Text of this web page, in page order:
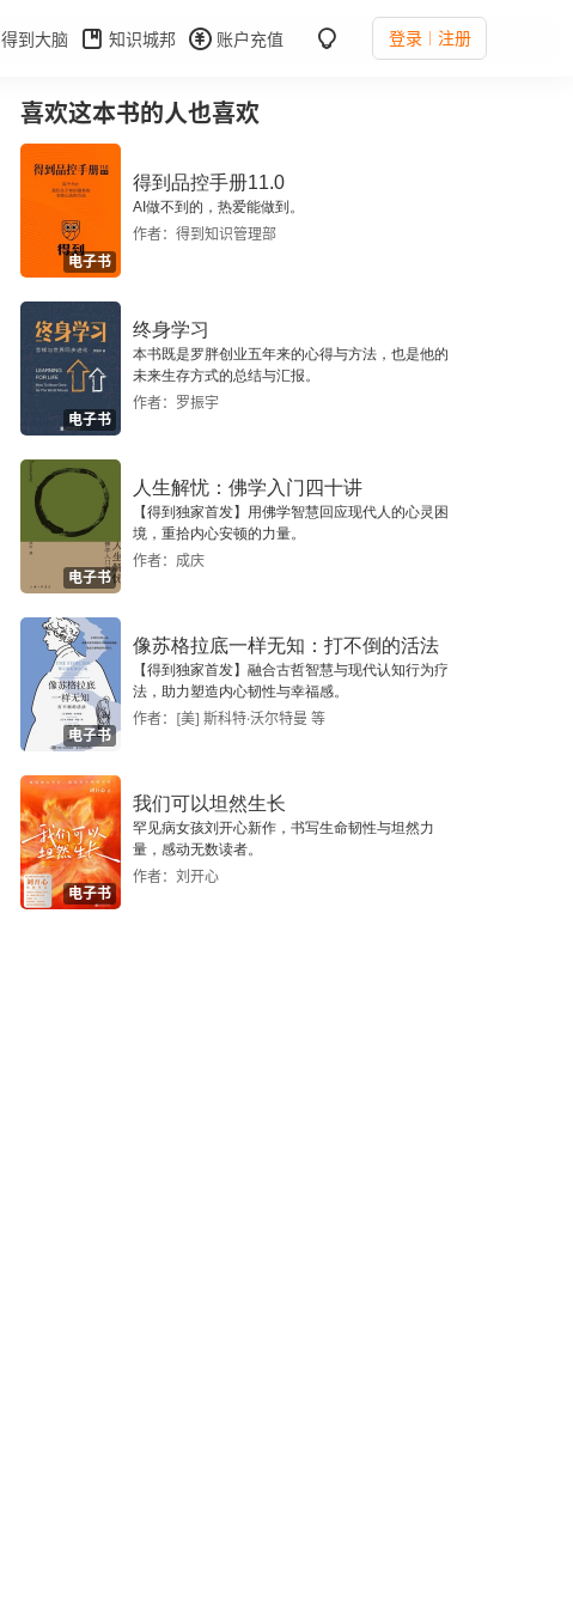
得到大脑 知识城邦 账户充值 登录 注册
喜欢这本书的人也喜欢
电子书
得到品控手册11.0
AI做不到的，热爱能做到。
作者：得到知识管理部
电子书
终身学习
本书既是罗胖创业五年来的心得与方法，也是他的
未来生存方式的总结与汇报。
作者：罗振宇
电子书
人生解忧：佛学入门四十讲
【得到独家首发】用佛学智慧回应现代人的心灵困
境，重拾内心安顿的力量。
作者：成庆
电子书
像苏格拉底一样无知：打不倒的活法
【得到独家首发】融合古哲智慧与现代认知行为疗
法，助力塑造内心韧性与幸福感。
作者：[美] 斯科特·沃尔特曼 等
电子书
我们可以坦然生长
罕见病女孩刘开心新作，书写生命韧性与坦然力
量，感动无数读者。
作者：刘开心